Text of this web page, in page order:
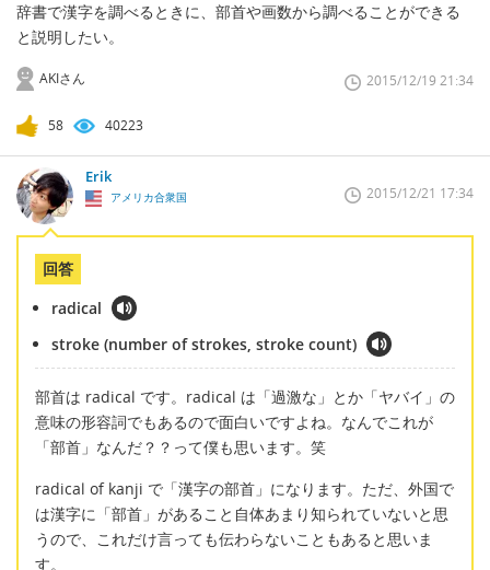
辞書で漢字を調べるときに、部首や画数から調べることができる
と説明したい。
AKIさん 2015/12/19 21:34
58 40223
Erik
アメリカ合衆国 2015/12/21 17:34
回答
radical
stroke (number of strokes, stroke count)
部首は radical です。radical は「過激な」とか「ヤバイ」の
意味の形容詞でもあるので面白いですよね。なんでこれが
「部首」なんだ？？って僕も思います。笑
radical of kanji で「漢字の部首」になります。ただ、外国で
は漢字に「部首」があること自体あまり知られていないと思
うので、これだけ言っても伝わらないこともあると思いま
す。